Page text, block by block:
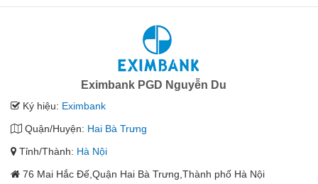
Eximbank PGD Nguyễn Du
Ký hiệu: Eximbank
Quận/Huyện: Hai Bà Trưng
Tỉnh/Thành: Hà Nội
76 Mai Hắc Đế,Quận Hai Bà Trưng,Thành phố Hà Nội